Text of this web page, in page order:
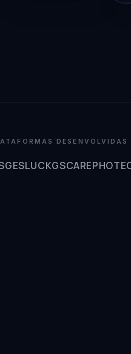
GESLUCKGSCARE